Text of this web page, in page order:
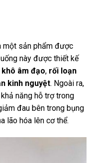
một sản phẩm được
này được thiết kế
khô âm đạo, rối loạn
kinh nguyệt. Ngoài ra,
năng hỗ trợ trong
đau bên trong bụng
lão hóa lên cơ thể.